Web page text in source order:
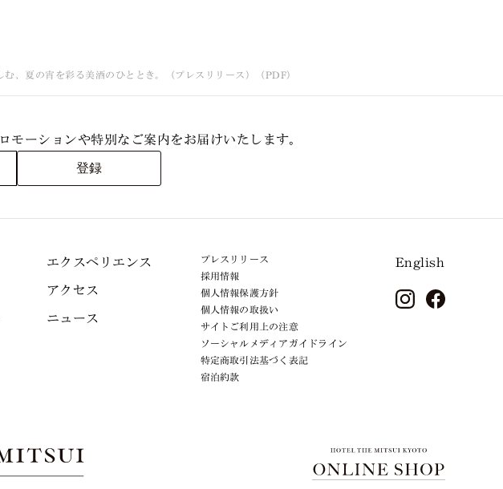
夏の宵を彩る美酒のひととき。（プレスリリース）（PDF）
ーションや特別なご案内をお届けいたします。
登録
エクスペリエンス
アクセス
ニュース
プレスリリース
採用情報
個人情報保護方針
個人情報の取扱い
サイトご利用上の注意
ソーシャルメディアガイドライン
特定商取引法基づく表記
宿泊約款
English